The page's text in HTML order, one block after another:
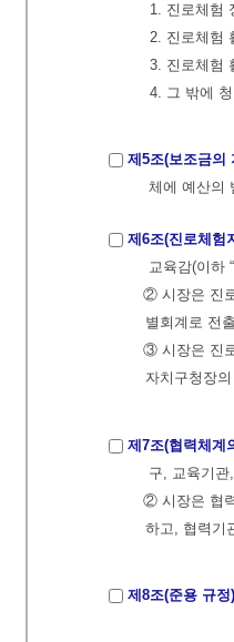
1. 진로체험
2. 진로체험
3. 진로체험
4. 그 밖에
제5조(보조금의
체에 예산의
제6조(진로체험
교육감(이하
② 시장은 진
별회계로 전
③ 시장은 진
자치구청장
제7조(협력체계
구, 교육기
② 시장은 협
하고, 협력기
제8조(준용 규정)